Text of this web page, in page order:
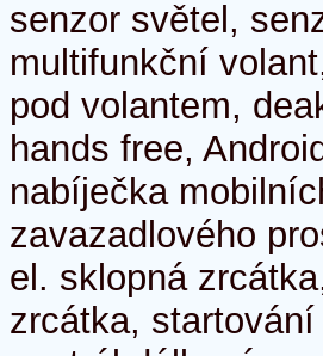
senzor světel,
multifunkční
pod volantem,
hands free,
nabíječka
zavazadlového
el. sklopná
zrcátka,